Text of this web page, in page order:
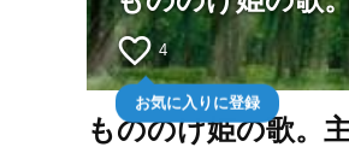
favorite_border 4
お気に入りに登録
もののけ姫の歌。